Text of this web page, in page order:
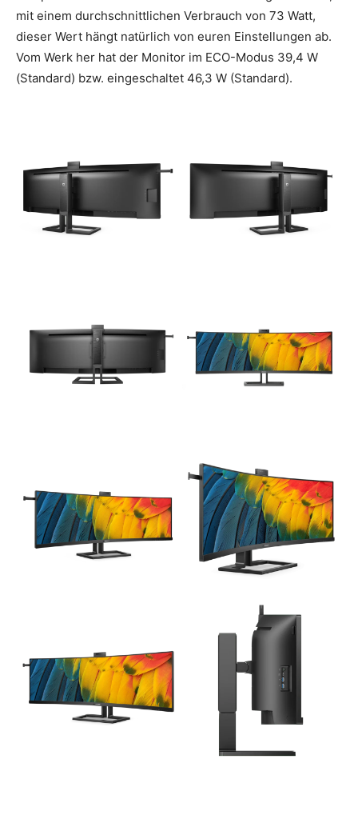
mit einem durchschnittlichen Verbrauch von 73 Watt,
dieser Wert hängt natürlich von euren Einstellungen ab.
Vom Werk her hat der Monitor im ECO-Modus 39,4 W
(Standard) bzw. eingeschaltet 46,3 W (Standard).